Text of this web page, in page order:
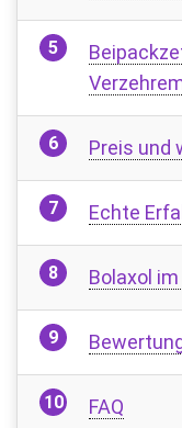
Preis und
Echte
Bolaxol
FAQ